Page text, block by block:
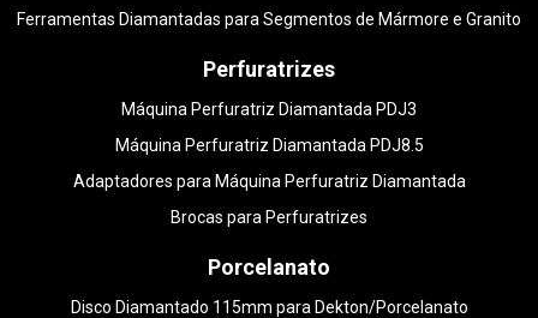
Ferramentas Diamantadas para Segmentos de Mármore e Granito
Perfuratrizes
Máquina Perfuratriz Diamantada PDJ3
Máquina Perfuratriz Diamantada PDJ8.5
Adaptadores para Máquina Perfuratriz Diamantada
Brocas para Perfuratrizes
Porcelanato
Disco Diamantado 115mm para Dekton/Porcelanato